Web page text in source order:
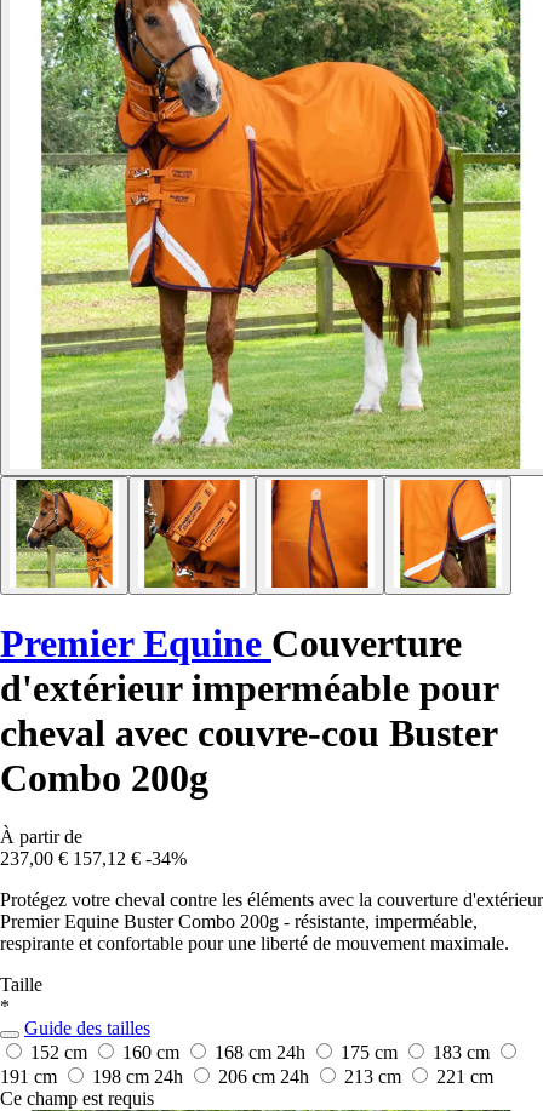
Premier Equine Couverture
d'extérieur imperméable pour
cheval avec couvre-cou Buster
Combo 200g
À partir de
237,00 € 157,12 € -34%
Protégez votre cheval contre les éléments avec la couverture d'extérieur
Premier Equine Buster Combo 200g - résistante, imperméable,
respirante et confortable pour une liberté de mouvement maximale.
Taille
*
Guide des tailles
152 cm
160 cm 168 cm 24h 175 cm
183 cm
191 cm
198 cm 24h 206 cm 24h 213 cm
221 cm
Ce champ est requis